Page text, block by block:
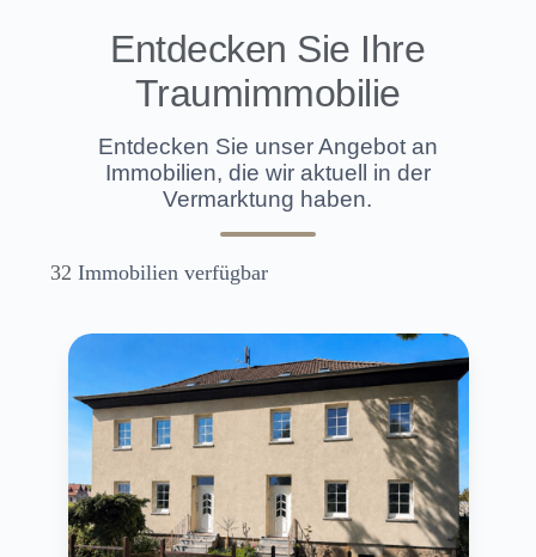
Entdecken Sie Ihre
Traumimmobilie
Entdecken Sie unser Angebot an
Immobilien, die wir aktuell in der
Vermarktung haben.
32 Immobilien verfügbar